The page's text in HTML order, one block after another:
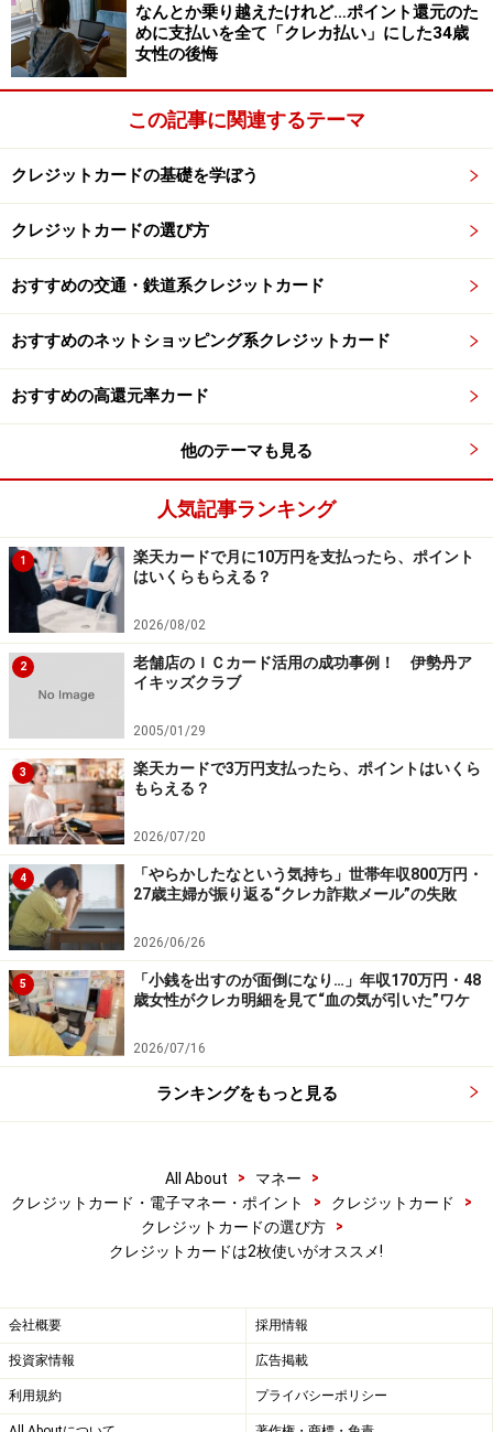
では、２枚のカードをどうやって選ぶかですが、その基
本は「生活カード」＋「趣味カード」という組み合わせ
です。毎日の買い物や公共料金の支払いをメインカード
で行ってポイントを貯め、趣味のカードで旅行やスポー
う方法です。
ではこの2枚をどういう基準で選ぶかというと、それぞ
れのライフスタイルに応じて決めればよいのです。例え
ば、「ネットショッピング好き」「クルマ好き」「国内
出張をよくする人」「海外出張をよくする人」「大阪都
で、それに沿ってカードを選んでいくというやり方で
す。
2枚の組み合わせについては他の記事や別の機会に詳し
く紹介したいと思います。ここではまずカード選びの基
本についてしっかり押さえてください。
【関連リンク】
オールアバウトのクレジットカード比較ランキングを見
る
本記事の内容は一般的な情報提供を目的としており、特定の金融
商品や投資行動を推奨するものではありません。
投資や資産運用に関する最終的なご判断はご自身の責任において
行ってください。
掲載情報の正確性・完全性については十分に配慮しております
が、その内容を保証するものではなく、これに基づく損失・損害
などについて当社は一切の責任を負いません。
最新の情報や詳細については、必ず各金融機関やサービス提供者
の公式情報をご確認ください。
【編集部からのお知らせ】
・「家計」について、アンケート（2026/8/31まで）を実施
中です！
※抽選で20名にAmazonギフト券1000円分プレゼント
※謝礼付きの限定アンケートやモニター企画に参加が可能に
なんとか乗り越えたけれど…ポイント還元のた
めに支払いを全て「クレカ払い」にした34歳
女性の後悔
この記事に関連するテーマ
クレジットカードの基礎を学ぼう
クレジットカードの選び方
おすすめの交通・鉄道系クレジットカード
おすすめのネットショッピング系クレジットカード
おすすめの高還元率カード
他のテーマも見る
人気記事ランキング
1
楽天カードで月に10万円を支払ったら、ポイント
はいくらもらえる？
2026/08/02
2
老舗店のＩＣカード活用の成功事例！ 伊勢丹ア
イキッズクラブ
2005/01/29
3
楽天カードで3万円支払ったら、ポイントはいくら
もらえる？
2026/07/20
4
「やらかしたなという気持ち」世帯年収800万円・
27歳主婦が振り返る“クレカ詐欺メール”の失敗
2026/06/26
5
「小銭を出すのが面倒になり…」年収170万円・48
歳女性がクレカ明細を見て“血の気が引いた”ワケ
2026/07/16
ランキングをもっと見る
All About > マネー
>
クレジットカード・電子マネー・ポイント
> クレジットカード
>
クレジットカードの選び方
>
クレジットカードは2枚使いがオススメ!
会社概要 採用情報
投資家情報 広告掲載
利用規約 プライバシーポリシー